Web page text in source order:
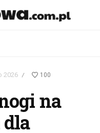
2026 / 100
na